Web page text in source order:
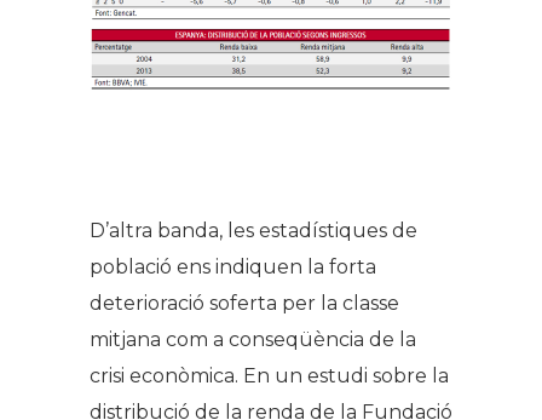
D’altra banda, les estadístiques de
població ens indiquen la forta
deterioració soferta per la classe
mitjana com a conseqüència de la
crisi econòmica. En un estudi sobre la
distribució de la renda de la Fundació